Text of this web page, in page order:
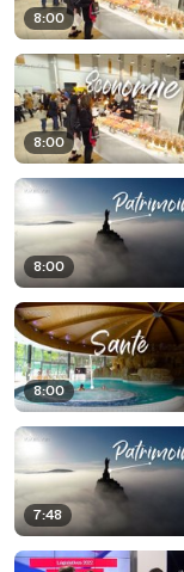
8:00
8:00
8:00
8:00
7:48